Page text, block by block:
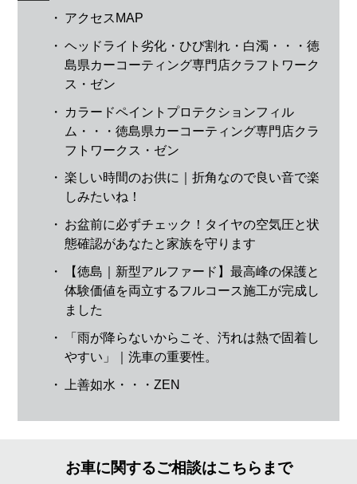
・ アクセスMAP
・ ヘッドライト劣化・ひび割れ・白濁・・・徳
島県カーコーティング専門店クラフトワーク
ス・ゼン
・
カラードペイントプロテクションフィル
ム・・・徳島県カーコーティング専門店クラ
フトワークス・ゼン
・ 楽しい時間のお供に｜折角なので良い音で楽
しみたいね！
・ お盆前に必ずチェック！タイヤの空気圧と状
態確認があなたと家族を守ります
・
【徳島｜新型アルファード】最高峰の保護と
体験価値を両立するフルコース施工が完成し
ました
・
「雨が降らないからこそ、汚れは熱で固着し
やすい」｜洗車の重要性。
・ 上善如水・・・ZEN
お車に関するご相談はこちらまで